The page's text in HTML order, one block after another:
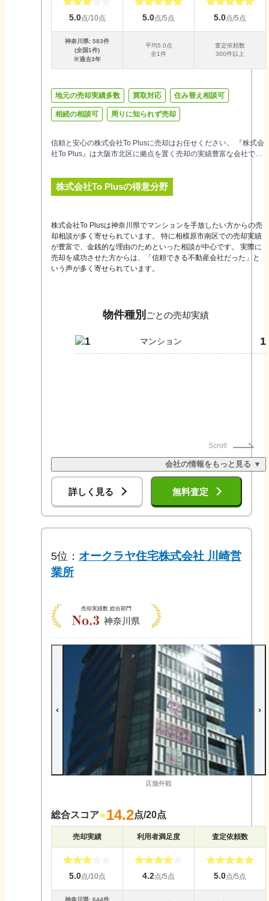
5.0点/10点 5.0点/5点 5.0点/5点
神奈川県: 583件
(全国1件)
※過去3年
平均5.0点
全1件
査定依頼数
300件以上
地元の売却実績多数 買取対応 住み替え相談可
相続の相談可 周りに知られず売却
信頼と安心の株式会社To Plusに売却はお任せください。 『株式会
社To Plus』は大阪市北区に拠点を置く売却の実績豊富な会社で
まが「気軽に立ち寄れて相談できるお店」を目指し努力してまい
りたいと思います。 みなさまのご来店をスタッフ一同、心よりお
株式会社To Plusの得意分野
株式会社To Plusは神奈川県でマンションを手放したい方からの売
却相談が多く寄せられています。 特に相模原市南区での売却実績
が豊富で、金銭的な理由のためといった相談が中心です。 実際に
売却を成功させた方からは、「信頼できる不動産会社だった」と
いう声が多く寄せられています。
物件種別 ごとの売却実績
1 マンション 1
Scroll
会社の情報をもっと見る ▼
詳しく見る 無料査定
5位： オークラヤ住宅株式会社 川崎営
業所
売却実績数 総合部門
神奈川県
店舗外観
総合スコア 14.2点/20点
売却実績 利用者満足度 査定依頼数
5.0点/10点 4.2点/5点 5.0点/5点